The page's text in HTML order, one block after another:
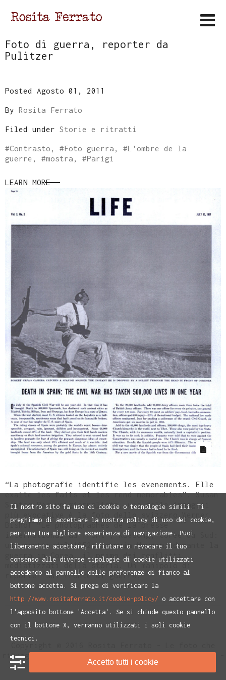
Foto di guerra, reporter da
Pulitzer
Posted Agosto 01, 2011
By Rosita Ferrato
Filed under Storie e ritratti
#Contrasto , #Foto guerra , #L'ombre de la
guerre , #mostra , #Parigi
LEARN MORE
“La photografie identifie les evenements. Elle
exalte les faits et les rend memorables”. Susan
Sontag Per un giornalista, una delle immagini
Bishof “Le photographes de la presse
international au front”, Kaesong, Corèe du Sud:
uno scatto del 1952, agenzia Magnum, durante la
guerra in Corea, il primo dei conflitti
mediatizzati della storia. Un manipolo di
reporter sul fronte di guerra,
ritraggono Rosita Ferrato sono di Paolo Ranzani -
Privacy PolicyeCookie Policiy
Il nostro sito fa uso di cookie o tecnologie simili. Ti
preghiamo di accettare la nostra policy di uso dei cookie,
per una tua migliore esperienza di navigazione. Puoi
liberamente accettare, rifiutare o revocare il tuo
consenso alle diverse tipologie di cookie utilizzati
accedendo al pannello delle preferenze di fianco al
bottone accetta. Si prega di verificare la
http://www.rositaferrato.it/cookie-policy/ o accettare con
l'apposito bottone 'Accetta'. Se si chiude questo pannello
con il bottone X, verranno utilizzati i soli cookie
tecnici.
Accetto tutti i cookie